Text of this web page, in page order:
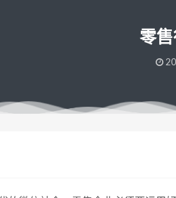
零
>零售行业如何借助微信公众号做好营销推